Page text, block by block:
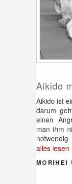
Aikido
Aikido ist
darum
einen
man ihm
alles lesen
MORIHEI